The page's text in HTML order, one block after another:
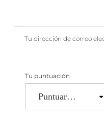
Tu dirección de correo
Tu puntuación